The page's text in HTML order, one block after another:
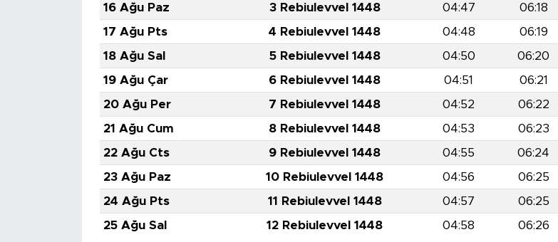
16 Ağu Paz
3 Rebiulevvel 1448 04:47 06:18
17 Ağu Pts
4 Rebiulevvel 1448 04:48 06:19
18 Ağu Sal
5 Rebiulevvel 1448 04:50 06:20
19 Ağu Çar
6 Rebiulevvel 1448 04:51 06:21
20 Ağu Per
7 Rebiulevvel 1448 04:52 06:22
21 Ağu Cum
8 Rebiulevvel 1448 04:53 06:23
22 Ağu Cts
9 Rebiulevvel 1448 04:55 06:24
23 Ağu Paz
10 Rebiulevvel 1448 04:56 06:25
24 Ağu Pts
11 Rebiulevvel 1448 04:57 06:25
25 Ağu Sal
12 Rebiulevvel 1448 04:58 06:26